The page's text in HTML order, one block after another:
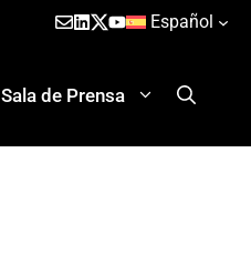
Español
Sala de Prensa